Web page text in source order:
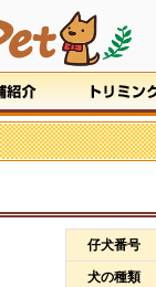
仔犬番号
犬の種類